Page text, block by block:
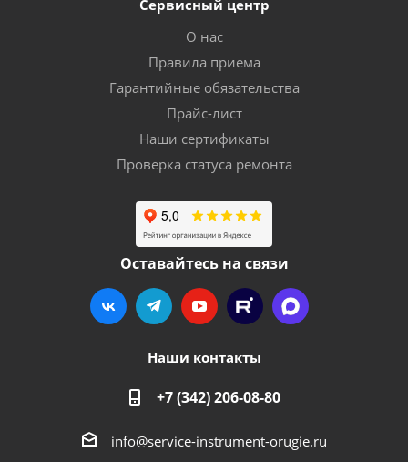
Сервисный центр
О нас
Правила приема
Гарантийные обязательства
Прайс-лист
Наши сертификаты
Проверка статуса ремонта
Оставайтесь на связи
Наши контакты
+7 (342) 206-08-80
info@service-instrument-orugie.ru